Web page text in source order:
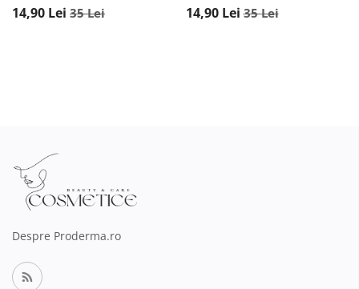
14,90 Lei 35Lei 14,90 Lei 35Lei
Despre Proderma.ro